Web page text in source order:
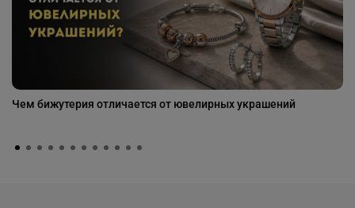
Чем бижутерия отличается от ювелирных украшений